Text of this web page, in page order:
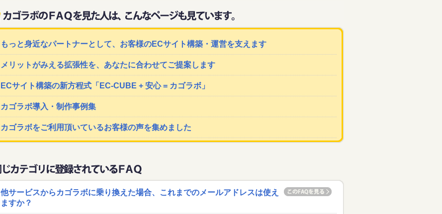
もっと身近なパートナーとして、お客様のECサイト構築・運営を支えます
メリットがみえる拡張性を、あなたに合わせてご提案します
ECサイト構築の新方程式「EC-CUBE + 安心 = カゴラボ」
カゴラボ導入・制作事例集
カゴラボをご利用頂いているお客様の声を集めました
他サービスからカゴラボに乗り換えた場合、これまでのメールアドレスは使え
ますか？